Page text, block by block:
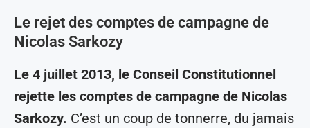
Le rejet des comptes de campagne de
Nicolas Sarkozy
Le 4 juillet 2013, le Conseil Constitutionnel
rejette les comptes de campagne de Nicolas
Sarkozy. C’est un coup de tonnerre, du jamais